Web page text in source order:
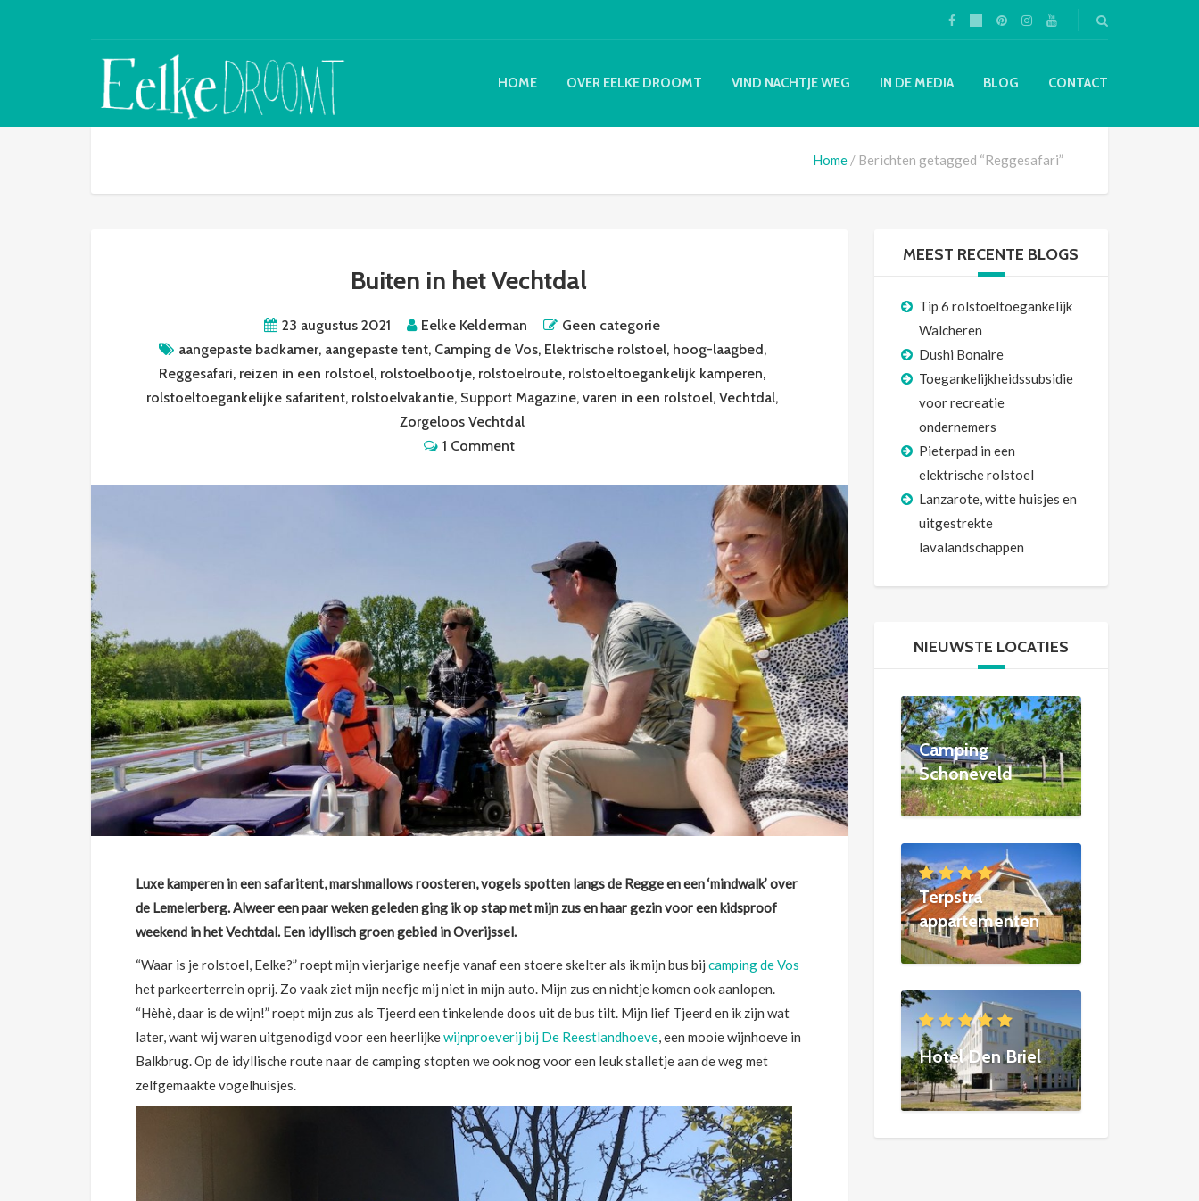
HOME OVER EELKE DROOMT VIND NACHTJE WEG IN DE MEDIA BLOG CONTACT
Home Berichten getagged “Reggesafari”
Buiten in het Vechtdal
23 augustus 2021 Eelke Kelderman
Geen categorie
aangepaste badkamer, aangepaste tent, Camping de Vos, Elektrische rolstoel, hoog-laagbed,
Reggesafari, reizen in een rolstoel, rolstoelbootje, rolstoelroute, rolstoeltoegankelijk kamperen,
rolstoeltoegankelijke safaritent, rolstoelvakantie, Support Magazine,varen in een rolstoel,Vechtdal,
Zorgeloos Vechtdal
1 Comment
Luxe kamperen in een safaritent, marshmallows roosteren, vogels spotten langs de Regge en een ‘mindwalk’ over
de Lemelerberg. Alweer een paar weken geleden ging ik op stap met mijn zus en haar gezin voor een kidsproof
weekend in het Vechtdal. Een idyllisch groen gebied in Overijssel.
“Waar is je rolstoel, Eelke?” roept mijn vierjarige neefje vanaf een stoere skelter als ik mijn bus bij camping de Vos
het parkeerterrein oprij. Zo vaak ziet mijn neefje mij niet in mijn auto. Mijn zus en nichtje komen ook aanlopen.
“Hèhè, daar is de wijn!” roept mijn zus als Tjeerd een tinkelende doos uit de bus tilt. Mijn lief Tjeerd en ik zijn wat
later, want wij waren uitgenodigd voor een heerlijkewijnproeverij bij De Reestlandhoeve, een mooie wijnhoeve in
Balkbrug. Op de idyllische route naar de camping stopten we ook nog voor een leuk stalletje aan de weg met
zelfgemaakte vogelhuisjes.
MEEST RECENTE BLOGS
Tip 6 rolstoeltoegankelijk
Walcheren
Dushi Bonaire
Toegankelijkheidssubsidie
voor recreatie
ondernemers
Pieterpad in een
elektrische rolstoel
Lanzarote, witte huisjes en
uitgestrekte
lavalandschappen
NIEUWSTE LOCATIES
Camping
Schoneveld
Terpstra
appartementen
Hotel Den Briel